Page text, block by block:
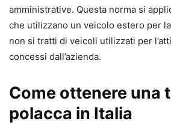
amministrative. Questa norma si
che utilizzano un veicolo estero per
non si tratti di veicoli utilizzati per
concessi dall’azienda.
Come ottenere una
polacca in Italia